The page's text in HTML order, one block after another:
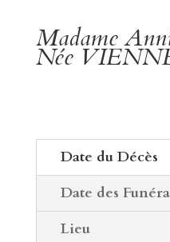
Madame
Née
Date du Décès
Date des
Lieu